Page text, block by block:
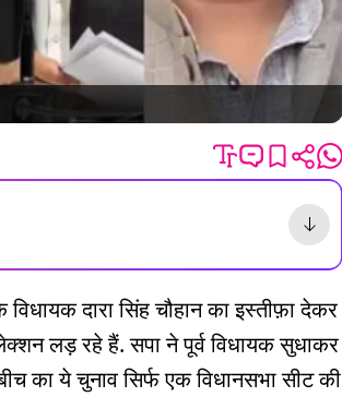
दारा सिंह चौहान का इस्तीफ़ा देकर
लड़ रहे हैं. सपा ने पूर्व विधायक सुधाकर
का ये चुनाव सिर्फ एक विधानसभा सीट की